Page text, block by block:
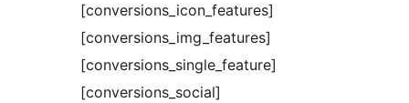
[conversions_icon_features]
[conversions_img_features]
[conversions_single_feature]
[conversions_social]